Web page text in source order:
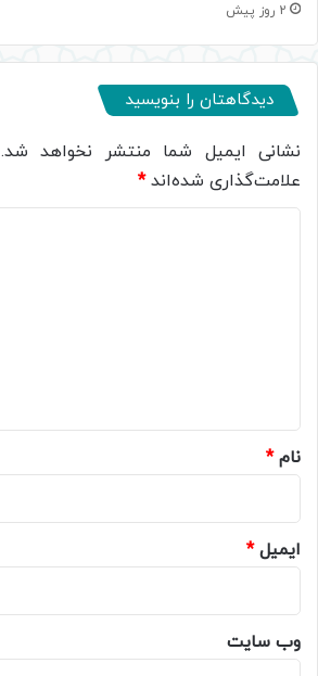
2 روز پیش
دیدگاهتان را بنویسید
نشانی ایمیل شما منتشر نخواهد شد.
علامت‌گذاری شده‌اند*
نام*
ایمیل*
وب‌ سایت